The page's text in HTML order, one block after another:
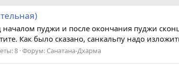
пуджи и после окончания пуджи
Как было сказано, санкальпу надо
8 Форум: Санатана-Дхарма